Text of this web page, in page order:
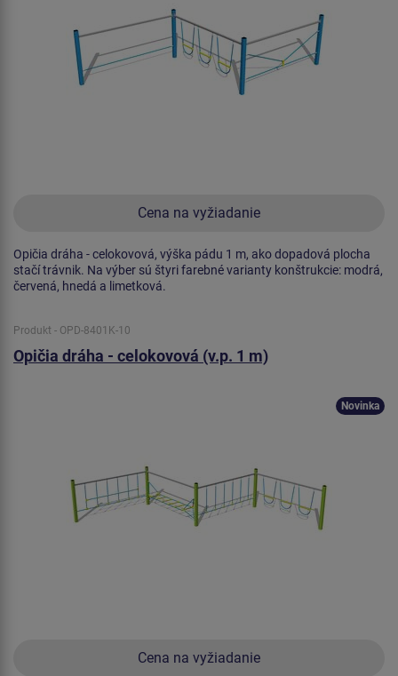
Cena na vyžiadanie
Opičia dráha - celokovová, výška pádu 1 m, ako dopadová plocha
stačí trávnik. Na výber sú štyri farebné varianty konštrukcie: modrá,
červená, hnedá a limetková.
Produkt - OPD-8401K-10
Opičia dráha - celokovová (v.p. 1 m)
Cena na vyžiadanie
Novinka